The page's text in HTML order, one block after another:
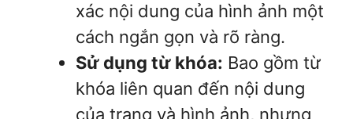
xác nội dung của hình ảnh một
cách ngắn gọn và rõ ràng.
Sử dụng từ khóa: Bao gồm từ
khóa liên quan đến nội dung
của trang và hình ảnh, nhưng